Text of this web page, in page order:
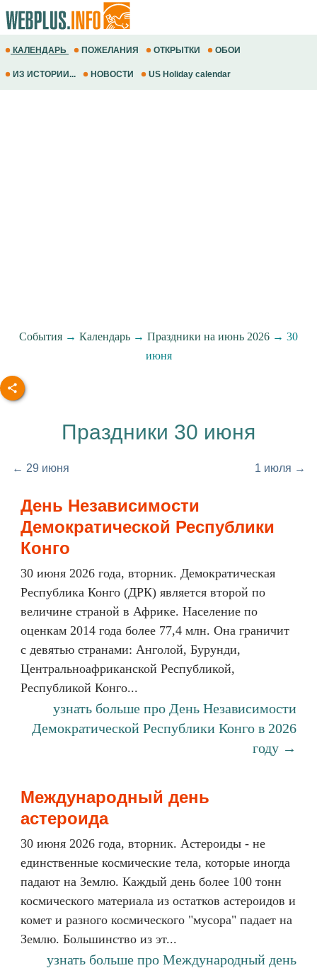
КАЛЕНДАРЬ ПОЖЕЛАНИЯ ОТКРЫТКИ ОБОИ
ИЗ ИСТОРИИ... НОВОСТИ US Holiday calendar
События → Календарь → Праздники на июнь 2026 → 30
июня
Праздники 30 июня
← 29 июня 1 июля →
День Независимости
Демократической Республики
Конго
30 июня 2026 года, вторник. Демократическая
Республика Конго (ДРК) является второй по
величине страной в Африке. Население по
оценкам 2014 года более 77,4 млн. Она граничит
с девятью странами: Анголой, Бурунди,
Центральноафриканской Республикой,
Республикой Конго...
узнать больше про День Независимости
Демократической Республики Конго в 2026
году →
Международный день
астероида
30 июня 2026 года, вторник. Астероиды - не
единственные космические тела, которые иногда
падают на Землю. Каждый день более 100 тонн
космического материала из остатков астероидов и
комет и разного космического "мусора" падает на
Землю. Большинство из эт...
узнать больше про Международный день